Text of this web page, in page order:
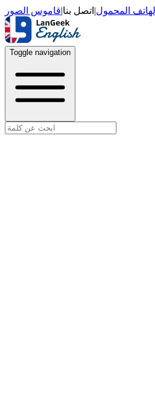
المحمول| اتصل بنا|قاموس الصور
Toggle navigation